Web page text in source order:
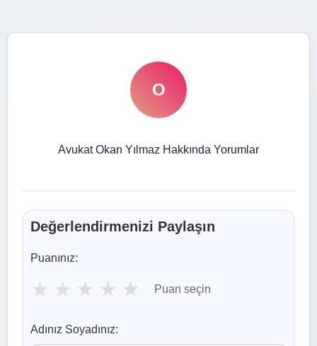
O
Avukat Okan Yılmaz Hakkında Yorumlar
Değerlendirmenizi Paylaşın
Puanınız:
★ ★ ★ ★ ★ Puan seçin
Adınız Soyadınız: